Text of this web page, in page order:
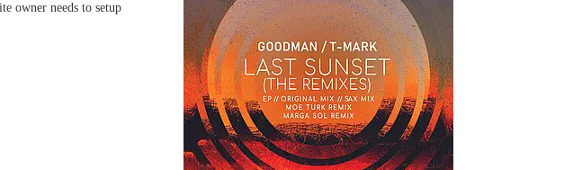
owner needs to setup